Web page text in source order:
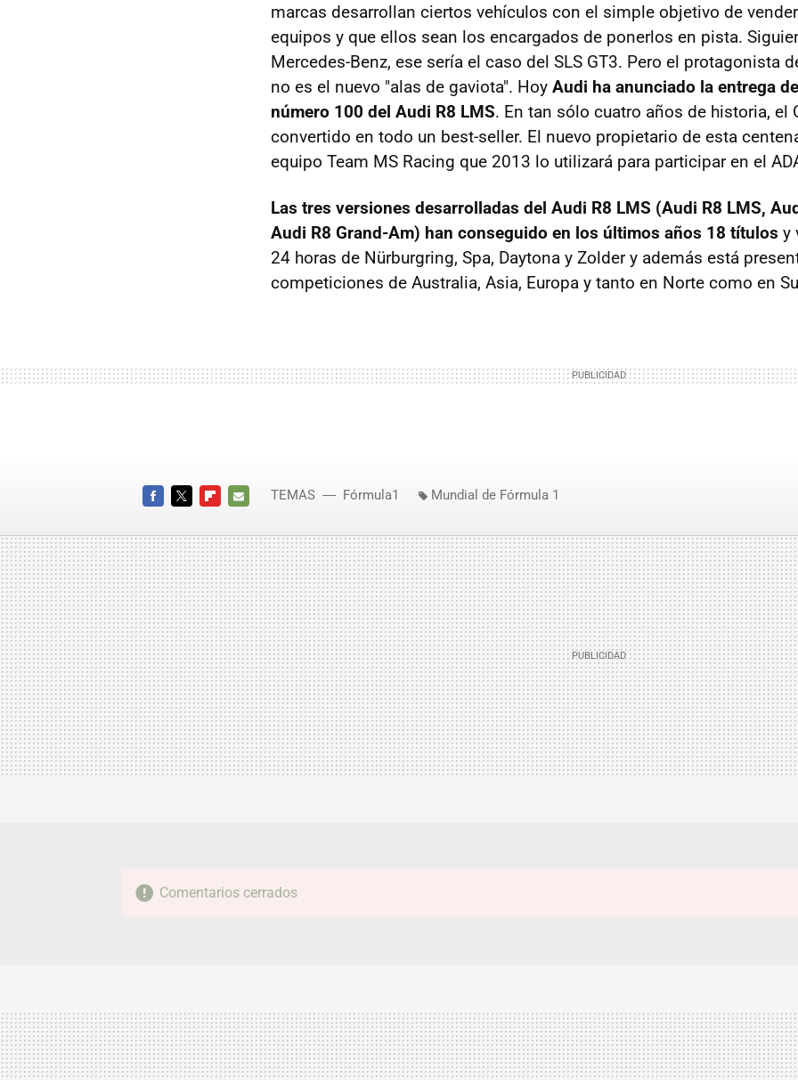
marcas desarrollan ciertos vehículos con el simple objetivo de
equipos y que ellos sean los encargados de ponerlos en pista.
Mercedes-Benz, ese sería el caso del SLS GT3. Pero el protagonista
no es el nuevo "alas de gaviota". Hoy Audi ha anunciado la entrega
número 100 del Audi R8 LMS. En tan sólo cuatro años de historia, el
convertido en todo un best-seller. El nuevo propietario de esta
equipo Team MS Racing que 2013 lo utilizará para participar en el
Las tres versiones desarrolladas del Audi R8 LMS (Audi R8 LMS,
Audi R8 Grand-Am) han conseguido en los últimos años 18 títulos y
24 horas de Nürburgring, Spa, Daytona y Zolder y además está
competiciones de Australia, Asia, Europa y tanto en Norte como en
MAIL
TEMAS Fórmula1 Mundial de Fórmula 1
Comentarios cerrados